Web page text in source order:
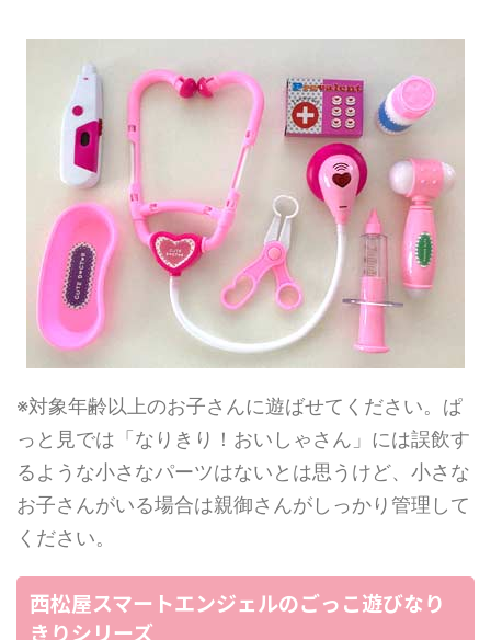
※対象年齢以上のお子さんに遊ばせてください。ぱ
っと見では「なりきり！おいしゃさん」には誤飲す
るような小さなパーツはないとは思うけど、小さな
お子さんがいる場合は親御さんがしっかり管理して
ください。
西松屋スマートエンジェルのごっこ遊びなり
きりシリーズ